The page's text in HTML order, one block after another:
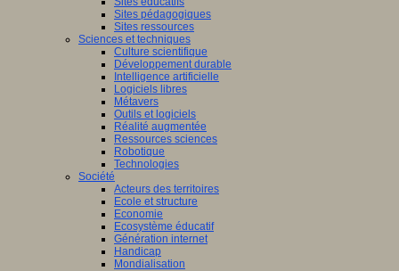
Sites pédagogiques
Sites ressources
Sciences et techniques
Culture scientifique
Développement durable
Intelligence artificielle
Logiciels libres
Métavers
Outils et logiciels
Réalité augmentée
Ressources sciences
Robotique
Technologies
Société
Acteurs des territoires
Ecole et structure
Economie
Ecosystème éducatif
Génération internet
Handicap
Mondialisation